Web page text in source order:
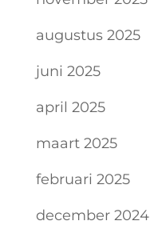
augustus 2025
juni 2025
april 2025
maart 2025
februari 2025
december 2024